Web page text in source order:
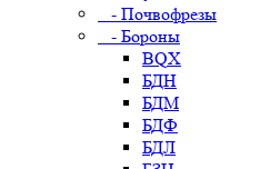
- Почвофрезы
- Бороны
BQX
БДН
БДМ
БДФ
БДЛ